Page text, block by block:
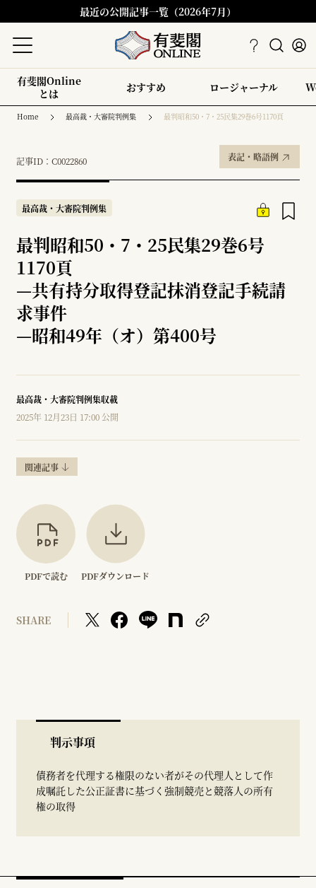
最近の公開記事一覧（2026年7月）
有斐閣Online
とは
おすすめ ロージャーナル
Home 最高裁・大審院判例集 最判昭和50・7・25民集29巻6号1170頁
記事ID：C0022860 表記・略語例
最高裁・大審院判例集
最判昭和50・7・25民集29巻6号
1170頁
—共有持分取得登記抹消登記手続請
求事件
—昭和49年（オ）第400号
最高裁・大審院判例集収載
2025年 12月23日 17:00 公開
関連記事
PDFで読む PDFダウンロード
SHARE
判示事項
債務者を代理する権限のない者がその代理人として作
成嘱託した公正証書に基づく強制競売と競落人の所有
権の取得